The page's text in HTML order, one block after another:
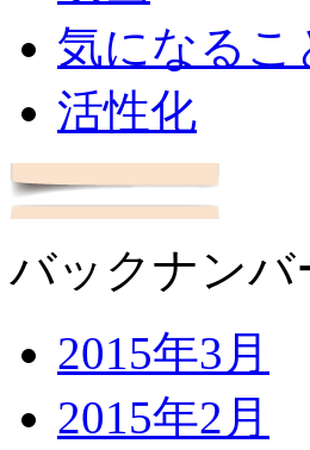
気になるこ
活性化
バックナンバ
2015年3月
2015年2月